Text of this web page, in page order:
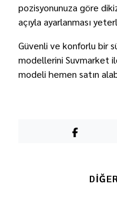
pozisyonunuza göre
açıyla ayarlanması
Güvenli ve konforlu bir
modellerini Suvmarket
modeli hemen satın